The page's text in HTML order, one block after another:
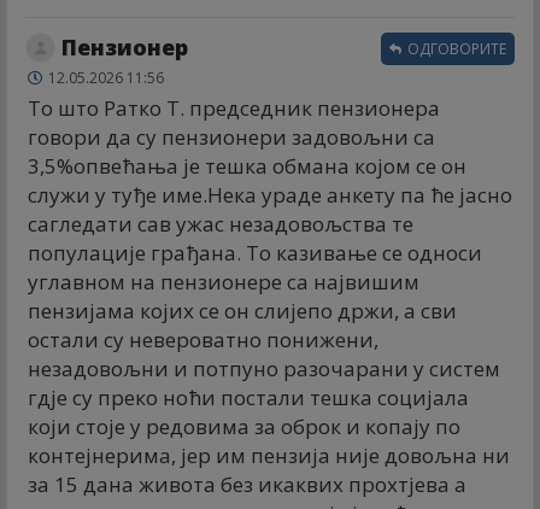
Пензионер
12.05.2026 11:56
То што Ратко Т. председник пензионера
говори да су пензионери задовољни са
3,5%опвећања је тешка обмана којом се он
служи у туђе име.Нека ураде анкету па ће јасно
сагледати сав ужас незадовољства те
популације грађана. То казивање се односи
углавном на пензионере са највишим
пензијама којих се он слијепо држи, а сви
остали су невероватно понижени,
незадовољни и потпуно разочарани у систем
гдје су преко ноћи постали тешка социјала
који стоје у редовима за оброк и копају по
контејнерима, јер им пензија није довољна ни
за 15 дана живота без икаквих прохтјева а
ОДГОВОРИТЕ